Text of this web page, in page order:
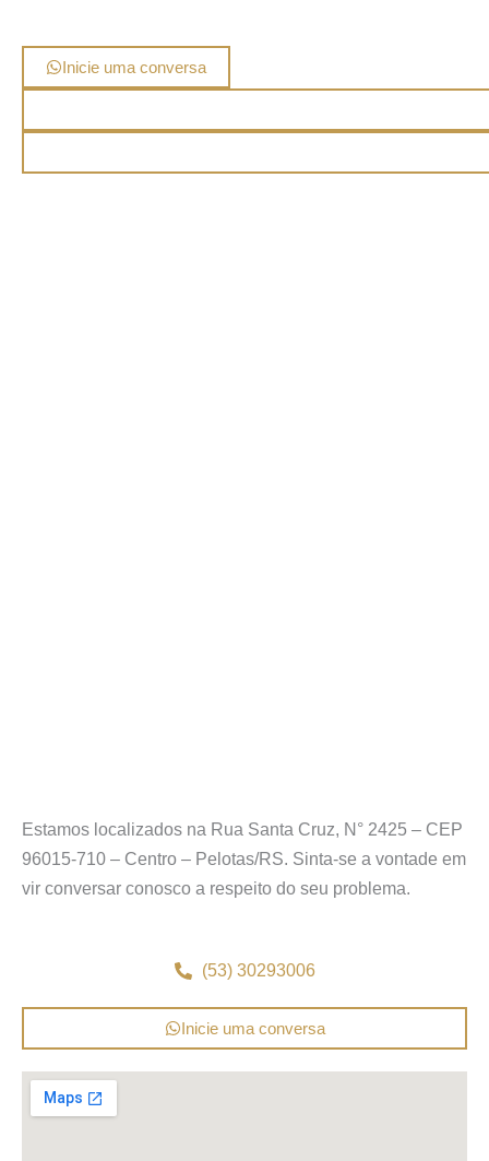
Inicie uma conversa
Estamos localizados na Rua Santa Cruz, N° 2425 – CEP
96015-710 – Centro – Pelotas/RS. Sinta-se a vontade em
vir conversar conosco a respeito do seu problema.
(53) 30293006
Inicie uma conversa